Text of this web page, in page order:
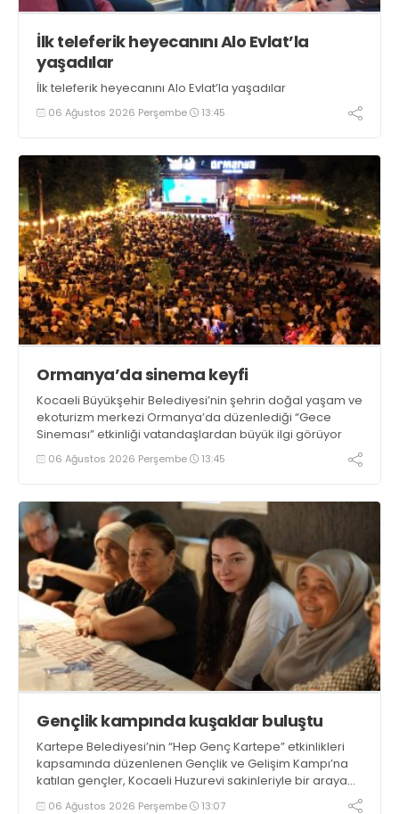
İlk teleferik heyecanını Alo Evlat’la
yaşadılar
İlk teleferik heyecanını Alo Evlat’la yaşadılar
06 Ağustos 2026 Perşembe 13:45
Ormanya’da sinema keyfi
Kocaeli Büyükşehir Belediyesi’nin şehrin doğal yaşam ve
ekoturizm merkezi Ormanya’da düzenlediği “Gece
Sineması” etkinliği vatandaşlardan büyük ilgi görüyor
06 Ağustos 2026 Perşembe 13:45
Gençlik kampında kuşaklar buluştu
Kartepe Belediyesi’nin “Hep Genç Kartepe” etkinlikleri
kapsamında düzenlenen Gençlik ve Gelişim Kampı’na
katılan gençler, Kocaeli Huzurevi sakinleriyle bir araya
geldi06 Ağustos 2026 Perşembe 13:07